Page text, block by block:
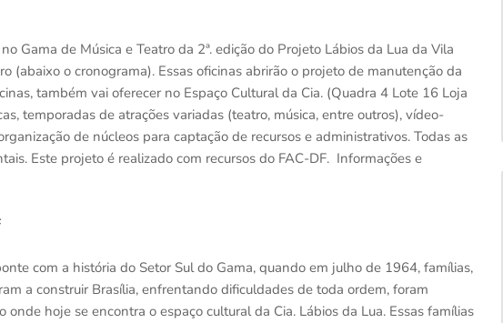
Gama de Música e Teatro da 2ª. edição do Projeto Lábios da Lua da Vila
(abaixo o cronograma). Essas oficinas abrirão o projeto de manutenção da
também vai oferecer no Espaço Cultural da Cia. (Quadra 4 Lote 16 Loja
temporadas de atrações variadas (teatro, música, entre outros), vídeo-
de núcleos para captação de recursos e administrativos. Todas as
Este projeto é realizado com recursos do FAC-DF. Informações e
com a história do Setor Sul do Gama, quando em julho de 1964, famílias,
a construir Brasília, enfrentando dificuldades de toda ordem, foram
hoje se encontra o espaço cultural da Cia. Lábios da Lua. Essas famílias